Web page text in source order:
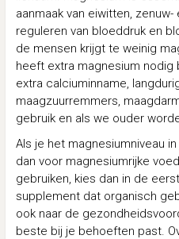
aanmaak van eiwitten,
reguleren van bloeddruk en
de mensen krijgt te weinig
heeft extra magnesium
extra calciuminname,
maagzuurremmers,
gebruik en als we ouder
Als je het magnesiumniveau
dan voor magnesiumrijke
gebruiken, kies dan in de
supplement dat organisch
ook naar de
beste bij je behoeften past.